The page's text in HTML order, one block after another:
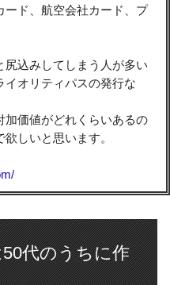
ード、航空会社カード、プ
尻込みしてしまう人が多い
オリティパスの発行な
加価値がどれくらいあるの
しいと思います。
代のうちに作